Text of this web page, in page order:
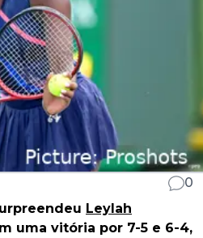
0
Leylah
uma vitória por 7-5 e 6-4,